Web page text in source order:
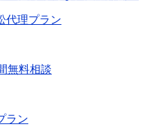
代理プラン
無料相談
ラン